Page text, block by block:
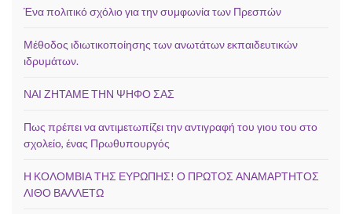
Ένα πολιτικό σχόλιο για την συμφωνία των Πρεσπών
Μέθοδος ιδιωτικοποίησης των ανωτάτων εκπαιδευτικών
ιδρυμάτων.
ΝΑΙ ΖΗΤΑΜΕ ΤΗΝ ΨΗΦΟ ΣΑΣ
Πως πρέπει να αντιμετωπίζει την αντιγραφή του γιου του στο
σχολείο, ένας Πρωθυπουργός
Η ΚΟΛΟΜΒΙΑ ΤΗΣ ΕΥΡΩΠΗΣ! Ο ΠΡΩΤΟΣ ΑΝΑΜΑΡΤΗΤΟΣ
ΛΙΘΟ ΒΑΛΛΕΤΩ